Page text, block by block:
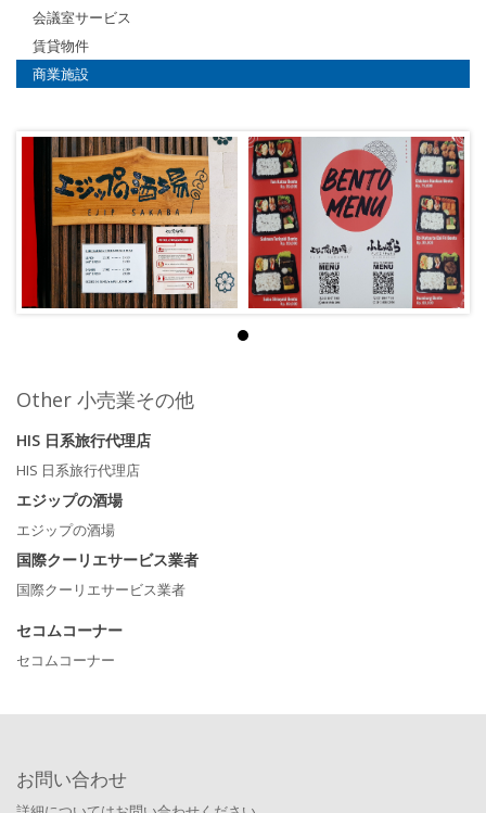
会議室サービス
賃貸物件
商業施設
Other 小売業その他
HIS 日系旅行代理店
HIS 日系旅行代理店
エジップの酒場
エジップの酒場
国際クーリエサービス業者
国際クーリエサービス業者
セコムコーナー
セコムコーナー
お問い合わせ